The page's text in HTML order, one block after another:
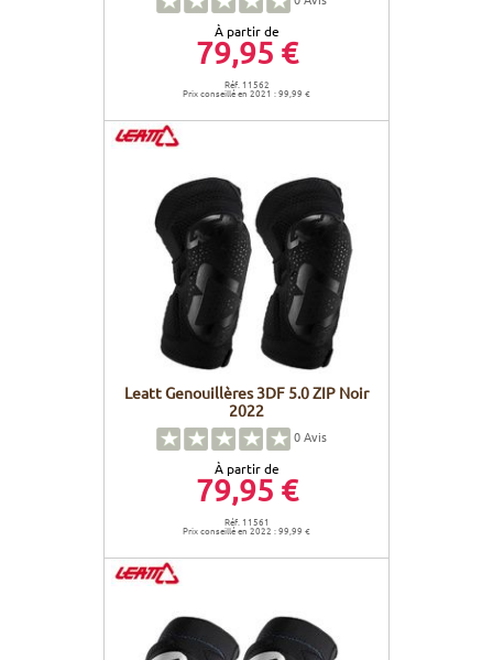
À partir de
79,95 €
Réf. 11562
Prix conseillé en 2021 : 99,99 €
Leatt Genouillères 3DF 5.0 ZIP Noir
2022
0Avis
À partir de
79,95 €
Réf. 11561
Prix conseillé en 2022 : 99,99 €